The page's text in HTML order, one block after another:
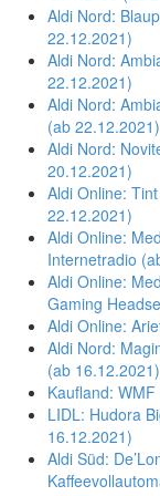
Aldi Nord:
22.12.2021)
Aldi Nord:
22.12.2021)
Aldi Nord:
(ab 22.12.2021)
Aldi Nord:
20.12.2021)
Aldi Online:
22.12.2021)
Aldi Online:
Internetradio
Aldi Online:
Gaming
Aldi Online:
Aldi Nord:
(ab 16.12.2021)
Kaufland:
LIDL: Hudora
16.12.2021)
Aldi Süd: